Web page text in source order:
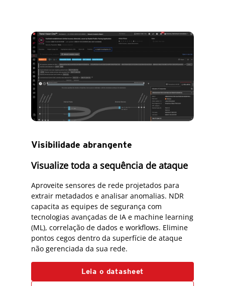
Visibilidade abrangente
Visualize toda a sequência de ataque
Aproveite sensores de rede projetados para
extrair metadados e analisar anomalias. NDR
capacita as equipes de segurança com
tecnologias avançadas de IA e machine learning
(ML), correlação de dados e workflows. Elimine
pontos cegos dentro da superfície de ataque
não gerenciada da sua rede.
Leia o datasheet